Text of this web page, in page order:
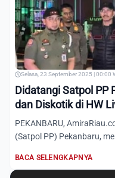
Selasa, 23 September 2025 | 00:00
Didatangi Satpol PP
dan Diskotik di HW
PEKANBARU,
(Satpol PP) Pekanbaru,
BACA SELENGKAPNYA